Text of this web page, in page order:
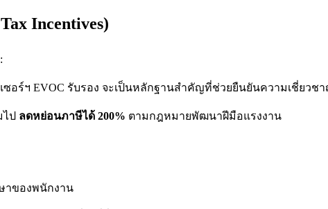
Incentives)
อร์ฯ EVOC รับรอง จะเป็นหลักฐานสำคัญที่ช่วยยืนยันความเชี่ยว
ป ลดหย่อนภาษีได้ 200% ตามกฎหมายพัฒนาฝีมือแรงงาน
าของพนักงาน